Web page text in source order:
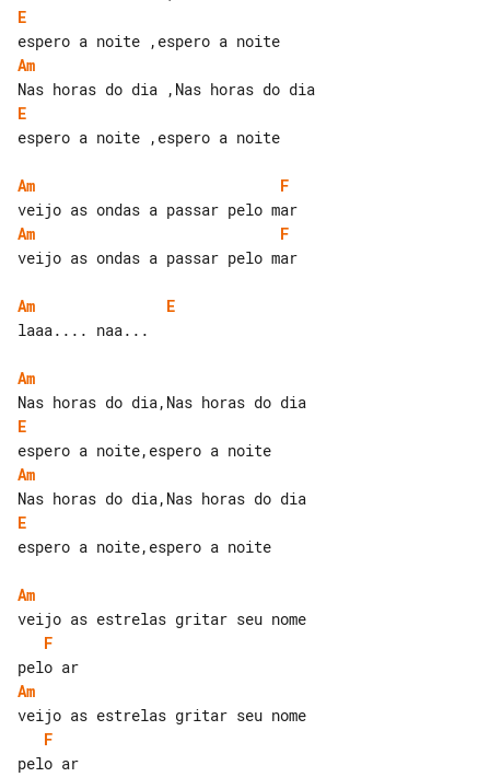
E
Am
E
espero a noite ,espero a noite
Am
F
Am
F
veijo as ondas a passar pelo mar
Am
E
laaa.... naa...
Am
E
Am
E
espero a noite,espero a noite
Am
F
Am
F
pelo ar